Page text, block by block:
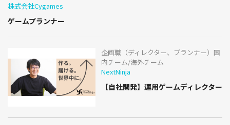
株式会社Cygames
ゲームプランナー
企画職（ディレクター、プランナー）国
内チーム/海外チーム
NextNinja
【自社開発】運用ゲームディレクター